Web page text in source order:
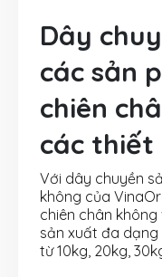
Dây
các sản
chiên
các thiết
Với dây chuyền
không của
chiên chân
sản xuất đa
từ 10kg, 20kg,